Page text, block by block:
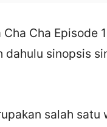
Cha Episode
sinopsis
salah satu